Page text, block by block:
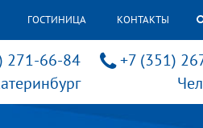
ГОСТИНИЦА КОНТАКТЫ
271-66-84
+7 (351)